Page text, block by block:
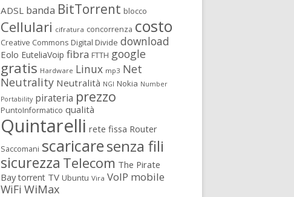
ADSL banda BitTorrent blocco
Cellulari cifratura concorrenza costo
Creative Commons Digital Divide download
Eolo EuteliaVoip fibra FTTH google
gratis Hardware Linux mp3 Net
Neutrality Neutralità NGI Nokia Number
Portability pirateria prezzo
PuntoInformatico qualità
Quintarelli rete fissa Router
Saccomani scaricaresenza fili
sicurezza Telecom The Pirate
Bay torrent TV Ubuntu Vira VoIP mobile
WiFi WiMax